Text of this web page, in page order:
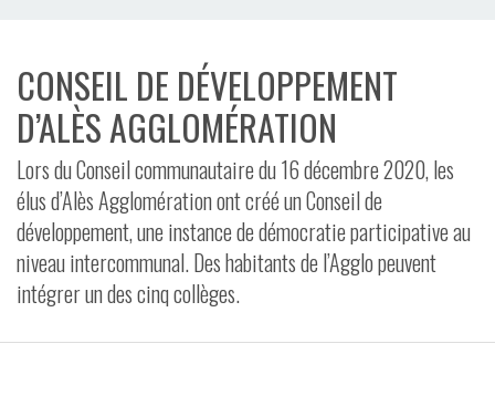
ESPACE PRESSE
VIDÉOS
CONTACT
CONSEIL DE DÉVELOPPEMENT
D’ALÈS AGGLOMÉRATION
Lors du Conseil communautaire du 16 décembre 2020, les
élus d’Alès Agglomération ont créé un Conseil de
développement, une instance de démocratie participative au
niveau intercommunal. Des habitants de l’Agglo peuvent
intégrer un des cinq collèges.